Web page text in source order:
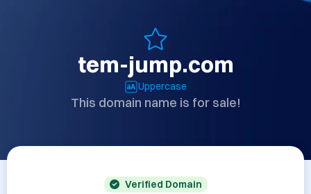
tem-jump.com
Uppercase
This domain name is for sale!
Verified Domain